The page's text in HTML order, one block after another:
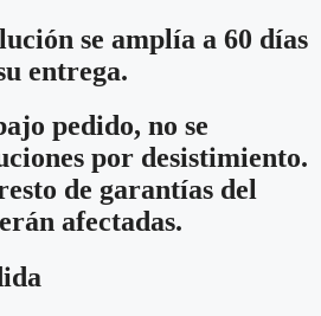
se amplía a 60 días
entrega.
pedido, no se
por desistimiento.
de garantías del
afectadas.